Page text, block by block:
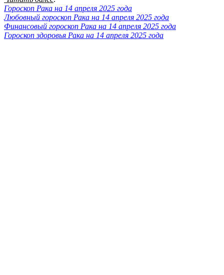
Гороскоп Рака на 14 апреля 2025 года
Любовный гороскоп Рака на 14 апреля 2025 года
Финансовый гороскоп Рака на 14 апреля 2025 года
Гороскоп здоровья Рака на 14 апреля 2025 года